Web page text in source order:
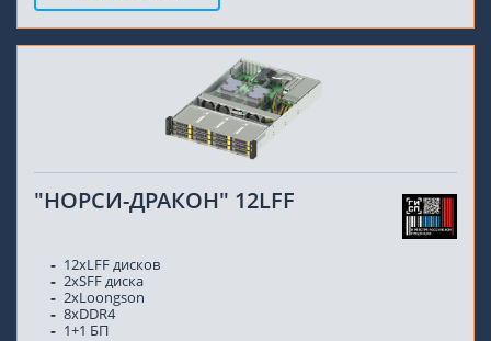
"НОРСИ-ДРАКОН" 12LFF
12xLFF дисков
2хSFF диска
2хLoongson
8xDDR4
1+1 БП